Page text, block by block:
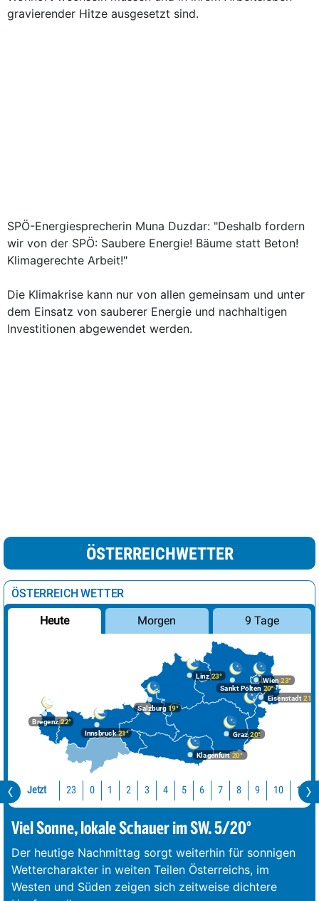
gravierender Hitze ausgesetzt sind.
SPÖ-Energiesprecherin Muna Duzdar: "Deshalb fordern
wir von der SPÖ: Saubere Energie! Bäume statt Beton!
Klimagerechte Arbeit!"
Die Klimakrise kann nur von allen gemeinsam und unter
dem Einsatz von sauberer Energie und nachhaltigen
Investitionen abgewendet werden.
ÖSTERREICHWETTER
ÖSTERREICH WETTER
Heute Morgen 9 Tage
Bregenz22°
Graz20°
Innsbruck21°
Klagenfurt 20°
Linz23°
Salzburg19°
Wien 23°
Eisenstadt 21°
Sankt Pölten 20°
Jetzt 23 0 1 2 3 4 5 6 7 8 9 10 11
Viel Sonne, lokale Schauer im SW. 5/20°
Der heutige Nachmittag sorgt weiterhin für sonnigen
Wettercharakter in weiten Teilen Österreichs, im
Westen und Süden zeigen sich zeitweise dichtere